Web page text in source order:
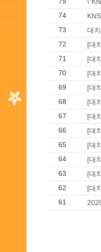
74
73
대
72
[대
71
[대
70
[대
69
[대
68
[대
67
[대
66
[대
65
[대
64
[대
63
[대
62
[대
61